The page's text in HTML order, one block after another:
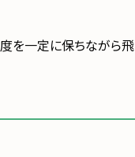
を一定に保ちながら飛